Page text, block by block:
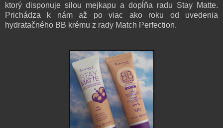
ktorý disponuje silou mejkapu a dopĺňa radu Stay Matte.
Prichádza k nám až po viac ako roku od uvedenia
hydratačného BB krému z rady Match Perfection.